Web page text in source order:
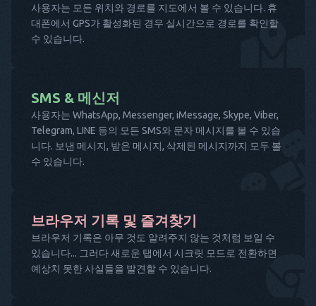
사용자는 모든 위치와 경로를 지도에서 볼 수 있습니다. 휴
대폰에서 GPS가 활성화된 경우 실시간으로 경로를 확인할
수 있습니다.
SMS & 메신저
사용자는 WhatsApp, Messenger, iMessage, Skype, Viber,
Telegram, LINE 등의 모든 SMS와 문자 메시지를 볼 수 있습
니다. 보낸 메시지, 받은 메시지, 삭제된 메시지까지 모두 볼
수 있습니다.
브라우저 기록 및 즐겨찾기
브라우저 기록은 아무 것도 알려주지 않는 것처럼 보일 수
있습니다... 그러다 새로운 탭에서 시크릿 모드로 전환하면
예상치 못한 사실들을 발견할 수 있습니다.